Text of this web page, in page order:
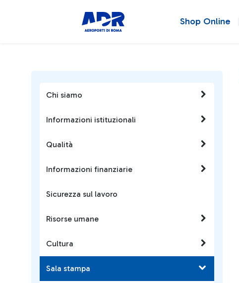
Shop Online
Chi siamo
Informazioni istituzionali
Qualità
Informazioni finanziarie
Sicurezza sul lavoro
Risorse umane
Cultura
Sala stampa